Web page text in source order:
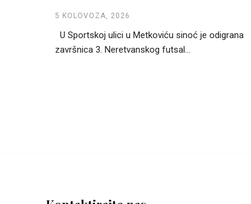
5 KOLOVOZA, 2026
U Sportskoj ulici u Metkoviću sinoć je odigrana
završnica 3. Neretvanskog futsal...